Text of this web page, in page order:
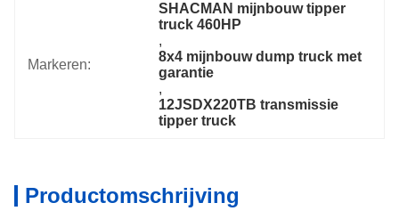
Markeren:
SHACMAN mijnbouw tipper
truck 460HP
,
8x4 mijnbouw dump truck met
garantie
,
12JSDX220TB transmissie
tipper truck
Productomschrijving